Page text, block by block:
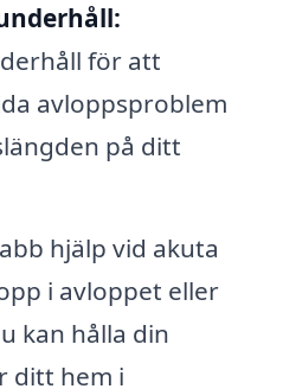
för att
avloppsproblem
på ditt
hjälp vid akuta
i avloppet eller
kan hålla din
ditt hem i